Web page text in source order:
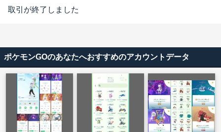
取引が終了しました
ポケモンGOのあなたへおすすめのアカウントデータ